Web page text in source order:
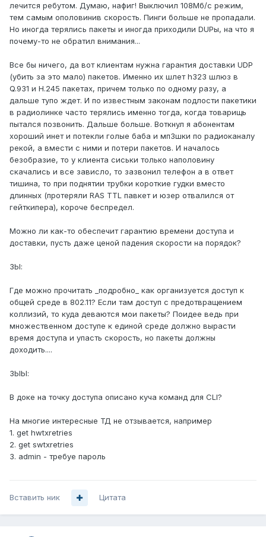
лечится ребутом. Думаю, нафиг! Выключил 108Мб/с режим,
тем самым ополовинив скорость. Пинги больше не пропадали.
Но иногда терялись пакеты и иногда приходили DUPы, на что я
почему-то не обратил внимания...
Все бы ничего, да вот клиентам нужна гарантия доставки UDP
(убить за это мало) пакетов. Именно их шлет h323 шлюз в
Q.931 и H.245 пакетах, причем только по одному разу, а
дальше тупо ждет. И по известным законам подлости пакетики
в радиолинке часто терялись именно тогда, когда товарищь
пытался позвонить. Дальше больше. Воткнул я абонентам
хороший инет и потекли голые баба и мп3шки по радиоканалу
рекой, а вмести с ними и потери пакетов. И началось
безобразие, то у клиента сиськи только наполовину
скачались и все зависло, то зазвонил телефон а в ответ
тишина, то при поднятии трубки короткие гудки вместо
длинных (протеряли RAS TTL павкет и юзер отвалился от
гейткипера), короче беспредел.
Можно ли как-то обеспечит гарантию времени доступа и
доставки, пусть даже ценой падения скорости на порядок?
ЗЫ:
Где можно прочитать _подробно_ как организуется доступ к
общей среде в 802.11? Если там доступ с предотвращением
коллизий, то куда деваются мои пакеты? Поидее ведь при
множественном доступе к единой среде должно вырасти
время доступа и упасть скорость, но пакеты должны
доходить....
ЗЫЫ:
В доке на точку доступа описано куча команд для CLI?
На многие интересные ТД не отзывается, например
1. get hwtxretries
2. get swtxretries
3. admin - требуе пароль
Вставить ник Цитата